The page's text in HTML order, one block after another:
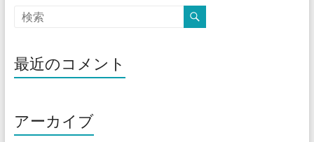
イ
ブ
最近のコメント
アーカイブ